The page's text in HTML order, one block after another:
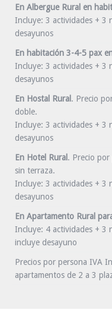
En Albergue Rural en
Incluye: 3 actividades + 3
desayunos
En habitación 3-4-5 pax
Incluye: 3 actividades + 3
desayunos
En Hostal Rural . Precio
doble.
Incluye: 3 actividades + 3
desayunos
En Hotel Rural . Precio
sin terraza.
Incluye: 3 actividades + 3
desayunos
En Apartamento Rural
Incluye: 4 actividades + 3
incluye desayuno
Precios por persona IVA
apartamentos de 2 a 3